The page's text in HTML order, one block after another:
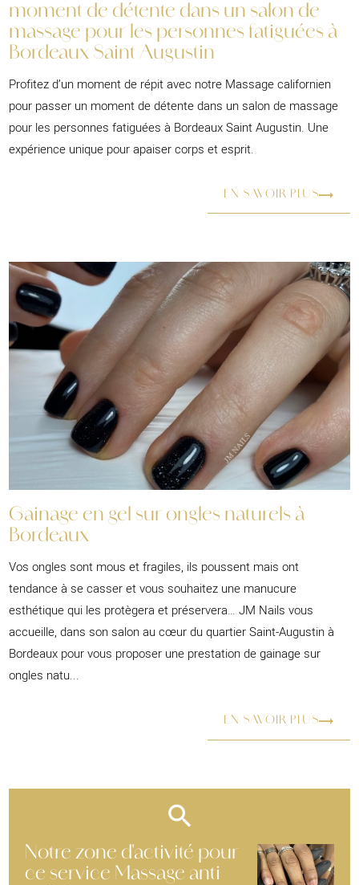
moment de détente dans un salon de
massage pour les personnes fatiguées à
Bordeaux Saint Augustin
Profitez d’un moment de répit avec notre Massage californien
pour passer un moment de détente dans un salon de massage
pour les personnes fatiguées à Bordeaux Saint Augustin. Une
expérience unique pour apaiser corps et esprit.
EN SAVOIR PLUS
Gainage en gel sur ongles naturels à
Bordeaux
Vos ongles sont mous et fragiles, ils poussent mais ont
tendance à se casser et vous souhaitez une manucure
esthétique qui les protègera et préservera… JM Nails vous
accueille, dans son salon au cœur du quartier Saint-Augustin à
Bordeaux pour vous proposer une prestation de gainage sur
ongles natu...
EN SAVOIR PLUS
Notre zone d'activité pour
ce service Massage anti